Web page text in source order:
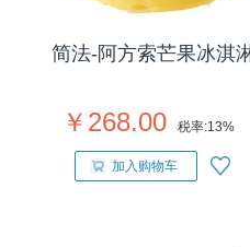
简法-阿方索芒果冰淇
￥268.00 税率:13%
加入购物车